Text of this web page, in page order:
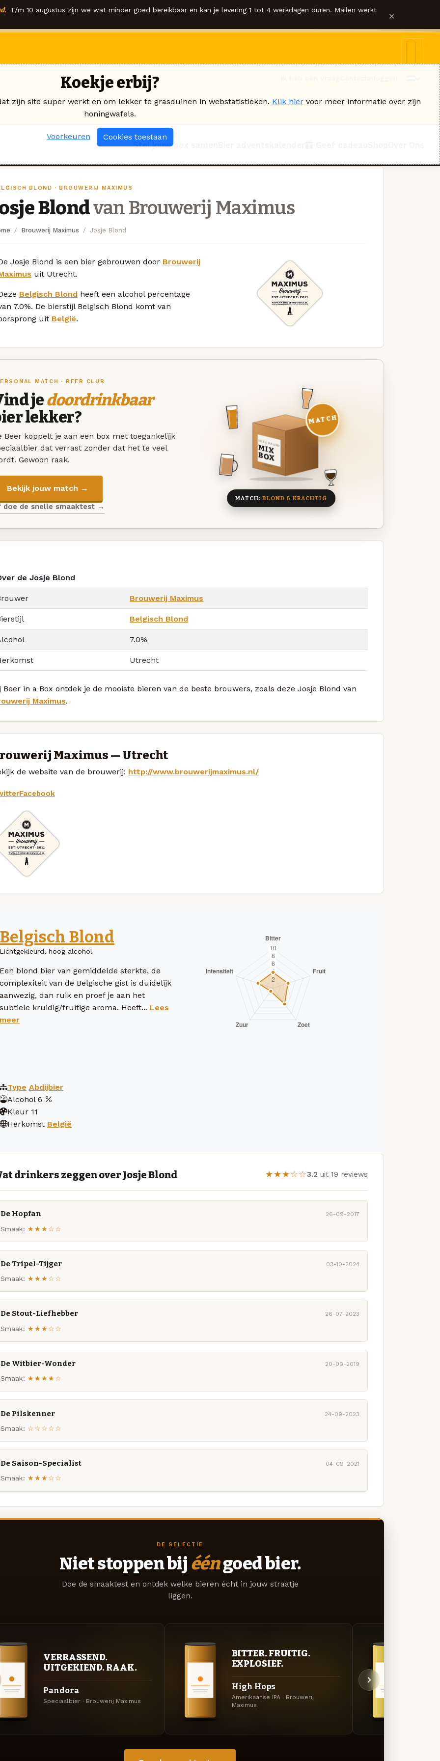
T/m 10 augustus zijn we wat minder goed bereikbaar en kan je levering 1 tot 4 werkdagen duren. Mailen werkt ×
Stel jouw box samen
BLOND · BROUWERIJ MAXIMUS
Blondvan Brouwerij Maximus
Brouwerij Maximus Josje Blond
Josje Blond is een bier gebrouwen door Brouwerij
uit Utrecht.
Belgisch Blond heeft een alcohol percentage
7.0%. De bierstijl Belgisch Blond komt van
uit België.
MATCH · BEER CLUB
jedoordrinkbaar
lekker?
Beer koppelt je aan een box met toegankelijk
dat verrast zonder dat het te veel
Gewoon raak.
Bekijk jouw match →
doe de snelle smaaktest →
DEZE MAAND
MIX
BOX
8 BIEREN
MATCH
MATCH:BLOND & KRACHTIG
de Josje Blond
Brouwerij Maximus
Belgisch Blond
7.0%
Utrecht
Beer in a Box ontdek je de mooiste bieren van de beste brouwers, zoals deze Josje Blond van
Maximus.
Maximus — Utrecht
de website van de brouwerij: http://www.brouwerijmaximus.nl/
Facebook
Belgisch Blond
Lichtgekleurd, hoog alcohol
Een blond bier van gemiddelde sterkte, de
complexiteit van de Belgische gist is duidelijk
aanwezig, dan ruik en proef je aan het
subtiele kruidig/fruitige aroma. Heeft... Lees
meer
Type Abdijbier
Alcohol 6
Kleur 11
Herkomst België
drinkers zeggen over Josje Blond ★★★☆☆3.2 uit 19 reviews
De Hopfan 26-09-2017
Smaak: ★★★☆☆
De Tripel-Tijger 03-10-2024
Smaak: ★★★☆☆
De Stout-Liefhebber 26-07-2023
Smaak: ★★★☆☆
De Witbier-Wonder 20-09-2019
Smaak: ★★★★☆
De Pilskenner 24-09-2023
Smaak: ☆☆☆☆☆
De Saison-Specialist 04-09-2021
Smaak: ★★★☆☆
DE SELECTIE
Niet stoppen bij ééngoed bier.
Doe de smaaktest en ontdek welke bieren écht in jouw straatje
liggen.
VERRASSEND.
UITGEKIEND. RAAK.
Pandora
Speciaalbier · Brouwerij Maximus
BITTER. FRUITIG.
EXPLOSIEF.
High Hops
Amerikaanse IPA · Brouwerij
Maximus
Koekje erbij?
zijn site super werkt en om lekker te grasduinen in webstatistieken. Klik hier voor meer informatie over zijn
honingwafels.
Voorkeuren Cookies toestaan